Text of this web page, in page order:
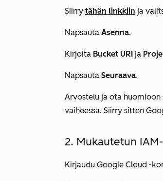
Siirry tähän linkkiin ja
Napsauta Asenna.
Kirjoita Bucket URI ja
Napsauta Seuraava.
Arvostelu ja ota huomioon
vaiheessa. Siirry sitten
2. Mukautetun
Kirjaudu Google Cloud -